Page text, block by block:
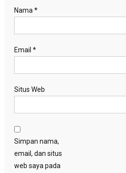
Nama *
Email *
Situs Web
Simpan nama,
email, dan situs
web saya pada